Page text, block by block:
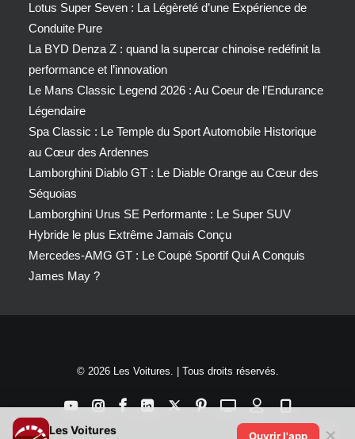
Lotus Super Seven : La Légèreté d’une Expérience de
Conduite Pure
La BYD Denza Z : quand la supercar chinoise redéfinit la
performance et l’innovation
Le Mans Classic Legend 2026 : Au Coeur de l’Endurance
Légendaire
Spa Classic : Le Temple du Sport Automobile Historique
au Cœur des Ardennes
Lamborghini Diablo GT : Le Diable Orange au Cœur des
Séquoias
Lamborghini Urus SE Performante : Le Super SUV
Hybride le plus Extrême Jamais Conçu
Mercedes-AMG GT : Le Coupé Sportif Qui A Conquis
James May ?
© 2026 Les Voitures. | Tous droits réservés.
Les Voitures Ouvrir l'app